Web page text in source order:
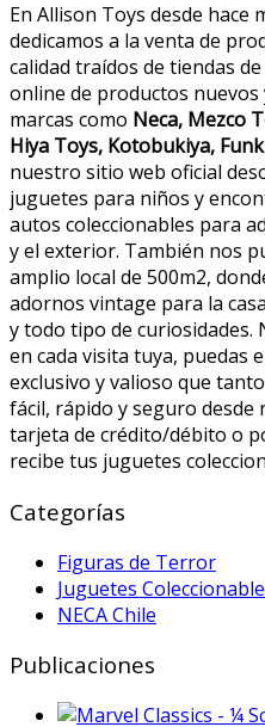
En Allison Toys desde hace
dedicamos a la venta de
calidad traídos de tiendas
online de productos
marcas como Neca, Mezco
Hiya Toys, Kotobukiya,
nuestro sitio web oficial
juguetes para niños y
autos coleccionables para
y el exterior. También nos
amplio local de 500m2,
adornos vintage para la
y todo tipo de curiosidades.
en cada visita tuya, puedas
exclusivo y valioso que
fácil, rápido y seguro desde
tarjeta de crédito/débito o
recibe tus juguetes
Categorías
Figuras de Terror
Juguetes
NECA Chile
Publicaciones